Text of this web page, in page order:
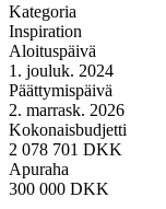
Kategoria
Inspiration
Aloituspäivä
1. jouluk. 2024
Päättymispäivä
2. marrask. 2026
Kokonaisbudjetti
2 078 701 DKK
Apuraha
300 000 DKK